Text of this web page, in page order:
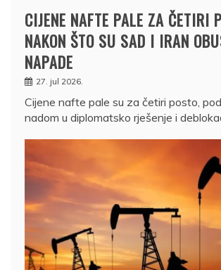
CIJENE NAFTE PALE ZA ČETIRI
NAKON ŠTO SU SAD I IRAN
NAPADE
27. jul 2026.
Cijene nafte pale su za četiri posto,
nadom u diplomatsko rješenje i